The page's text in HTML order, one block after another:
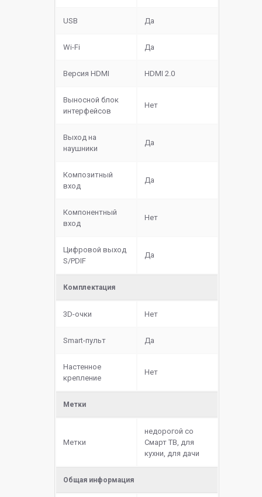
USB Да
Wi-Fi Да
Версия HDMI HDMI 2.0
Выносной блок
интерфейсов
Нет
Выход на
наушники
Да
Композитный
вход
Да
Компонентный
вход
Нет
Цифровой выход
S/PDIF
Да
Комплектация
3D-очки Нет
Smart-пульт Да
Настенное
крепление
Нет
Метки
Метки
недорогой со
Смарт ТВ, для
кухни, для дачи
Общая информация